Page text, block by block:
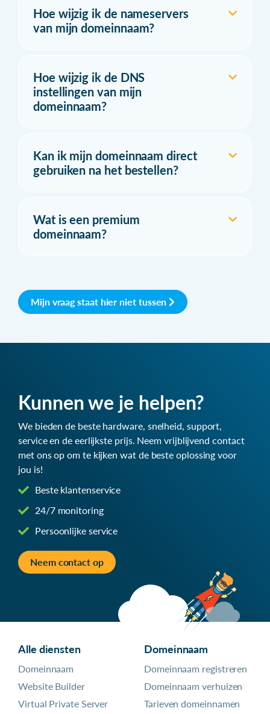
Hoe wijzig ik de nameservers
van mijn domeinnaam?
Hoe wijzig ik de DNS
instellingen van mijn
domeinnaam?
Kan ik mijn domeinnaam direct
gebruiken na het bestellen?
Wat is een premium
domeinnaam?
Mijn vraag staat hier niet tussen
Kunnen we je helpen?
We bieden de beste hardware, snelheid, support,
service en de eerlijkste prijs. Neem vrijblijvend contact
met ons op om te kijken wat de beste oplossing voor
jou is!
Beste klantenservice
24/7 monitoring
Persoonlijke service
Neem contact op
Alle diensten
Domeinnaam
Website Builder
Virtual Private Server
Domeinnaam
Domeinnaam registreren
Domeinnaam verhuizen
Tarieven domeinnamen